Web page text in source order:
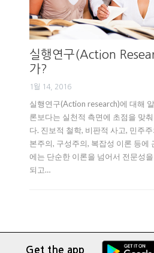
실행연구(Action
가?
1월 14, 2016
실행연구(Action research)에 대해
론보다는 실천적 측면에 초점을 맞
다. 진보적 철학, 비판적 사고, 민주
본주의, 구성주의, 복잡성 이론 등에
에는 단순한 이론을 넘어서 전문성
되고…
Get the app